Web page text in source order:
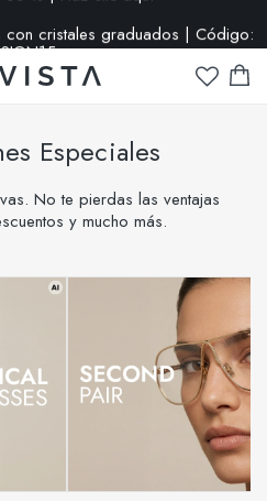
Especiales
No te pierdas las ventajas
y mucho más.